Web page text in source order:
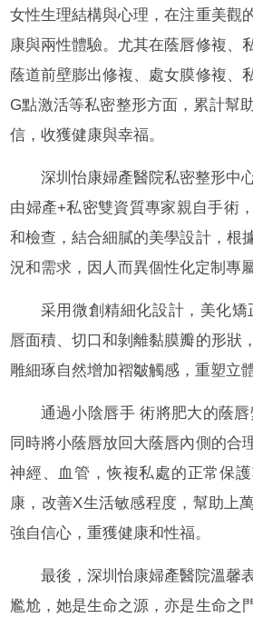
女性生理結構與心理，在注重美觀
康與兩性體驗。尤其在蔭唇修複、
蔭道前壁膨出修複、處女膜修複、
G點激活等私密整形方面，累計幫
信，收獲健康與幸福。
深圳怡康婦產醫院私密整形中
由婦產+私密雙資質專家親自手術
和檢查，結合細膩的美學設計，根
況和需求，因人而異個性化定制專
采用微創精細化設計，美化
唇面積、切口和剝離黏膜瓣的形狀
雕細琢自然增加褶皺觸感，重塑立
通過小陰唇手 術將肥大的蔭唇
同時將小蔭唇放回大蔭唇內側的合
神經、血管，恢複私處的正常保
康，改善X生活敏感程度，幫助上
強自信心，重獲健康和性福。
最後，深圳怡康婦產醫院溫馨
尷尬，她是生命之源，亦是生命之